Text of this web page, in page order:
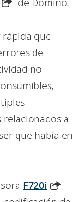
de Domino.
rápida que
de
no
relacionados a
que había en
F720i